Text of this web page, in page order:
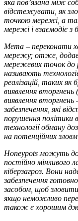
яка пов’язана між
відстежувати, як
точкою мережі, а
мережі і взаємодіє
Мета – переконати
мережу; отже,
мережевих точок до
називають
реалізацій, таких як
виявлення
виявлення
забезпечення, які
порушення
технології обману
на потенційних
Honeypots можуть
постійно мінливого
кіберзагроз. Вони
забезпечення
засобом, щобзловити
якщо неможливо
також є хорошим